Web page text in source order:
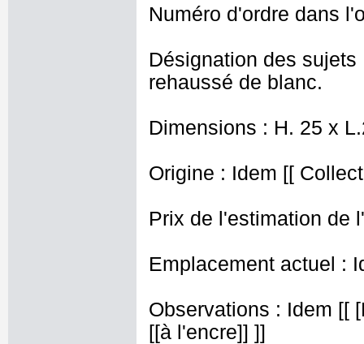
Numéro d'ordre dans
Désignation des
rehaussé de blanc.
Dimensions : H. 25 x
Origine : Idem [[
Prix de l'estimation de
Emplacement actuel :
Observations : Idem [[
[[à l'encre]] ]]